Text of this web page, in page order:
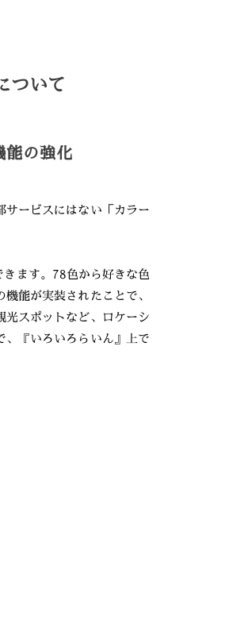
ついて
の強化
サービスにはない「カラー
ます。78色から好きな色
能が実装されたことで、
光スポットなど、ロケーシ
『いろいろらいん』上で